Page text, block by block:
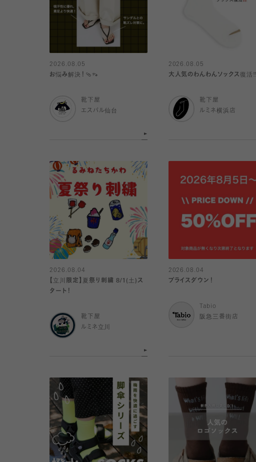
2026.08.05
お悩み解決！🩴👡
靴下屋
エスパル仙台
2026.08.05
大人気のわんわんソックス復活‼️
靴下屋
ルミネ横浜店
2026.08.04
【立川限定】夏祭り刺繍 8/1(土)ス
タート！
靴下屋
ルミネ立川
2026.08.04
プライスダウン！
Tabio
阪急三番街店